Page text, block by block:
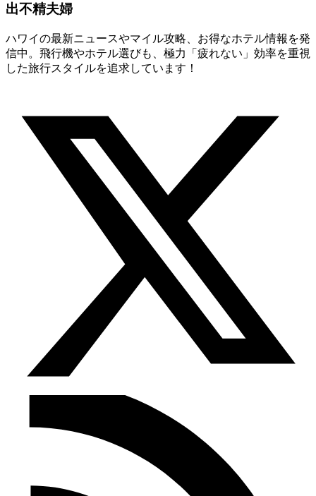
出不精夫婦
ハワイの最新ニュースやマイル攻略、お得なホテル情報を発
信中。飛行機やホテル選びも、極力「疲れない」効率を重視
した旅行スタイルを追求しています！